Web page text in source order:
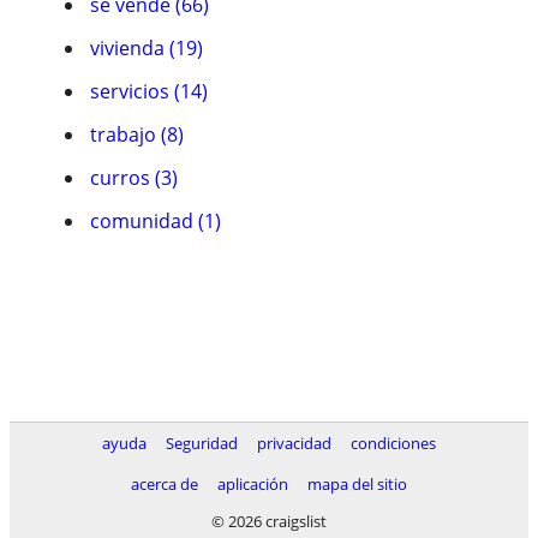
vivienda (19)
servicios (14)
trabajo (8)
curros (3)
comunidad (1)
ayuda Seguridad privacidad
condiciones
acerca de
aplicación
mapa del sitio
© 2026 craigslist